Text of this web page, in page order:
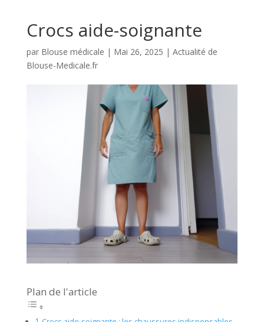
Crocs aide-soignante
par Blouse médicale | Mai 26, 2025 | Actualité de
Blouse-Medicale.fr
Plan de l'article